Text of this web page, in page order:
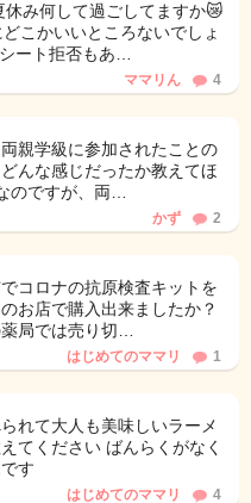
み何して過ごしてますか😿
こかいいところないでしょ
ート拒否もあ…
ママリん 4
親学級に参加されたことの
んな感じだったか教えてほ
のですが、両…
かず 2
コロナの抗原検査キットを
お店で購入出来ましたか？
局では売り切…
はじめてのママリ 1
れて大人も美味しいラーメ
てください ばんらくがなく
す
はじめてのママリ 4